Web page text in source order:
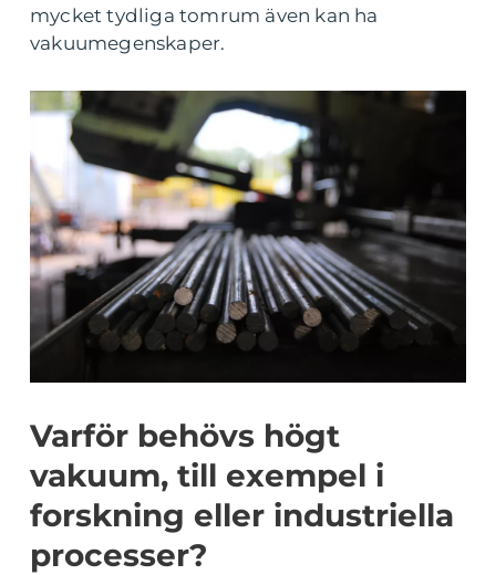
mycket tydliga tomrum även kan ha
vakuumegenskaper.
Varför behövs högt
vakuum, till exempel i
forskning eller industriella
processer?